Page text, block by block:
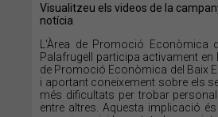
Visualitzeu els videos de la
notícia
L'Àrea de Promoció Econòmica
Palafrugell participa activament en
de Promoció Econòmica del Baix
i aportant coneixement sobre els
més dificultats per trobar
entre altres. Aquesta implicació